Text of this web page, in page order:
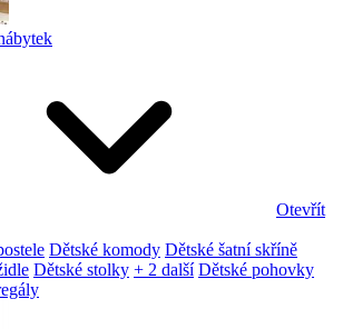
Otevřít
Dětské komody Dětské šatní skříně
Dětské stolky + 2 další Dětské pohovky